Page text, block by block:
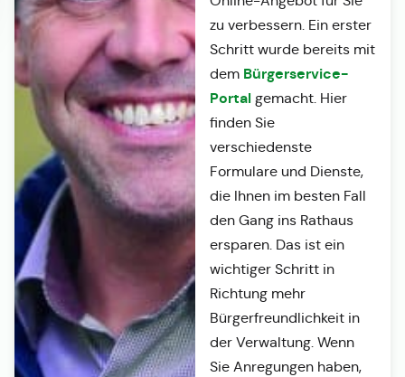
zu verbessern. Ein erster
Schritt wurde bereits mit
dem Bürgerservice-
Portalgemacht. Hier
finden Sie
verschiedenste
Formulare und Dienste,
die Ihnen im besten Fall
den Gang ins Rathaus
ersparen. Das ist ein
wichtiger Schritt in
Richtung mehr
Bürgerfreundlichkeit in
der Verwaltung. Wenn
Sie Anregungen haben,